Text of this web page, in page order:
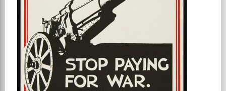
Статья по тематике:
Рай для кофеманов: интересные кофейни Киева
"Львівські пляцки"
К примеру, "Львівські пляцки" на Подоле предлагают гостям
не только отведать вкуснейшую выпечку, но и